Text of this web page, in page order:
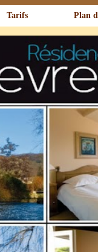
Tarifs Plan